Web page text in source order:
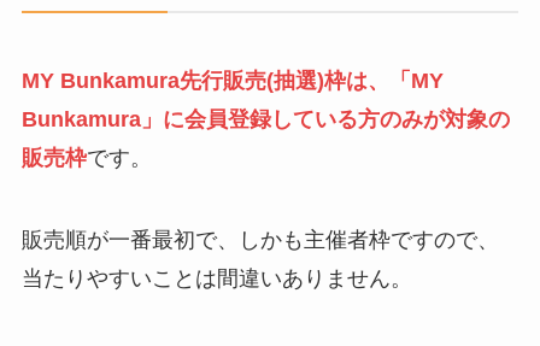
MY Bunkamura先行販売(抽選)枠は、「MY
Bunkamura」に会員登録している方のみが対象の
販売枠です。
販売順が一番最初で、しかも主催者枠ですので、
当たりやすいことは間違いありません。